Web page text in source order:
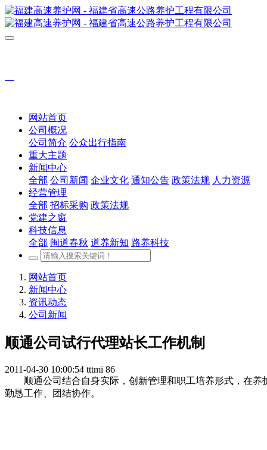
网站首页
公司概况
公司简介 公众出行指南
重大主题
新闻中心
全部 公司新闻 企业文化 通知公告 政策法规 人力资源
经营管理
全部 招标采购 政策法规
党建之窗
科技信息
全部 闽道春秋 道养新知 路养科技
网站首页
新闻中心
资讯动态
公司新闻
顺通公司试行代理站长工作机制
2011-04-30 10:00:54 tttmi 86
顺通公司结合自身实际，创新管理和职工培养形式，在养
勤恳工作、团结协作。